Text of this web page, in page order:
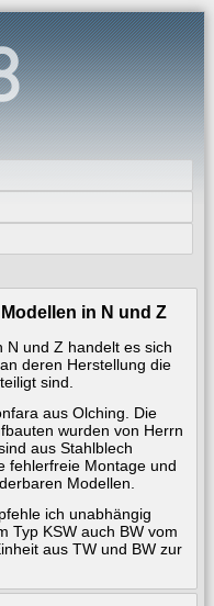
in N und Z
N und Z handelt es sich
deren Herstellung die
sind.
aus Olching. Die
wurden von Herrn
aus Stahlblech
fehlerfreie Montage und
Modellen.
ich unabhängig
Typ KSW auch BW vom
aus TW und BW zur